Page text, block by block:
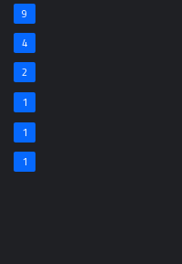
9
4
2
1
1
1